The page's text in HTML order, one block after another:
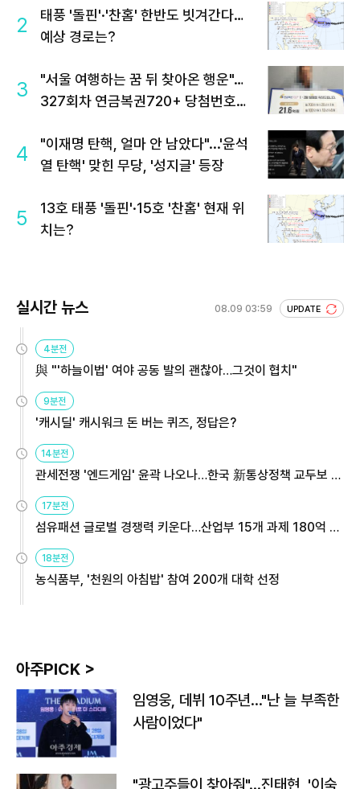
2
태풍 '돌핀'·'찬홈' 한반도 빗겨간다…
예상 경로는?
3
"서울 여행하는 꿈 뒤 찾아온 행운"…
327회차 연금복권720+ 당첨번호조
4
"이재명 탄핵, 얼마 안 남았다"...'윤석
열 탄핵' 맞힌 무당, '성지글' 등장
5
13호 태풍 '돌핀'·15호 '찬홈' 현재 위
치는?
실시간 뉴스 08.09 03:59 UPDATE
4분전
與 "'하늘이법' 여야 공동 발의 괜찮아…그것이 협치"
9분전
'캐시딜' 캐시워크 돈 버는 퀴즈, 정답은?
14분전
관세전쟁 '엔드게임' 윤곽 나오나…한국 新통상정책 교두보 활
17분전
섬유패션 글로벌 경쟁력 키운다…산업부 15개 과제 180억 지
18분전
농식품부, '천원의 아침밥' 참여 200개 대학 선정
아주PICK >
임영웅, 데뷔 10주년…"난 늘 부족한
사람이었다"
"광고주들이 찾아줘"…진태현, '이숙